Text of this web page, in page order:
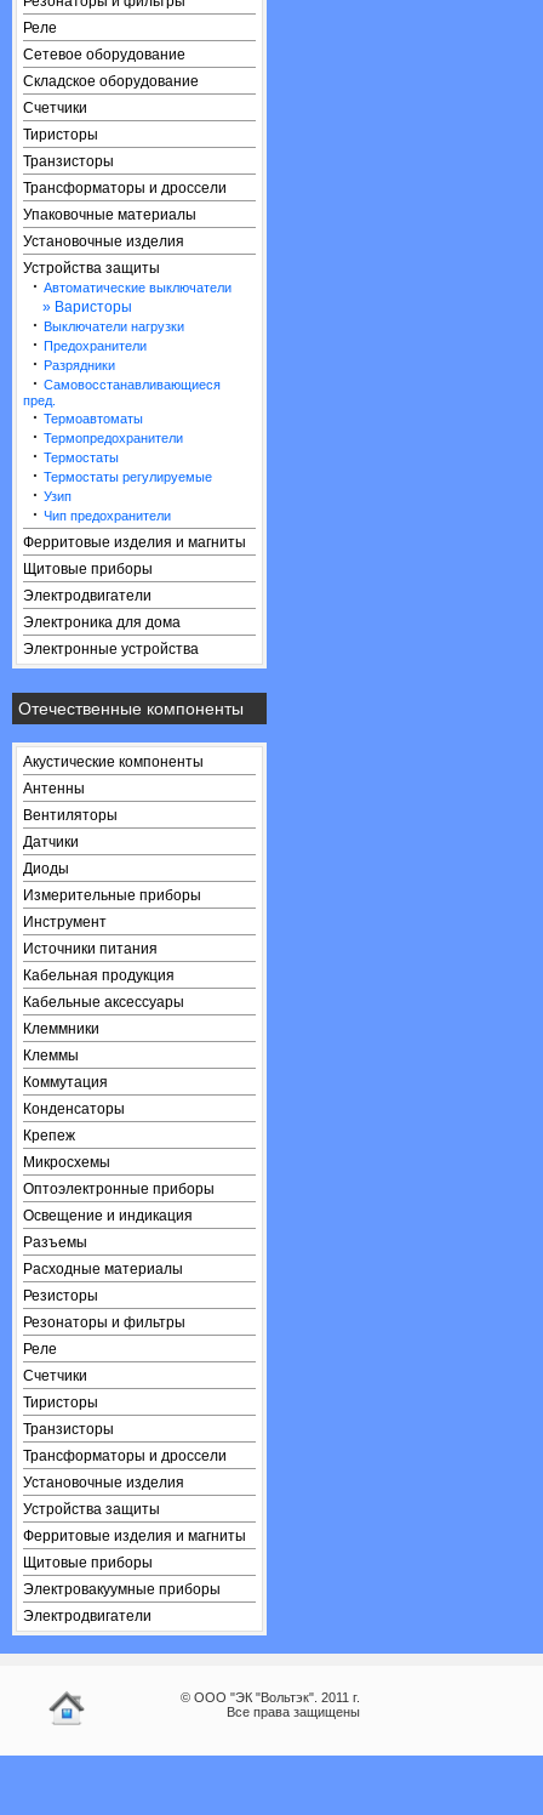
Реле
Сетевое оборудование
Складское оборудование
Счетчики
Тиристоры
Транзисторы
Трансформаторы и дроссели
Упаковочные материалы
Установочные изделия
Устройства защиты
· Автоматические выключатели
» Варисторы
· Выключатели нагрузки
· Предохранители
· Разрядники
· Самовосстанавливающиеся
пред.
· Термоавтоматы
· Термопредохранители
· Термостаты
· Термостаты регулируемые
· Узип
· Чип предохранители
Ферритовые изделия и магниты
Щитовые приборы
Электродвигатели
Электроника для дома
Электронные устройства
Отечественные компоненты
Акустические компоненты
Антенны
Вентиляторы
Датчики
Диоды
Измерительные приборы
Инструмент
Источники питания
Кабельная продукция
Кабельные аксессуары
Клеммники
Клеммы
Коммутация
Конденсаторы
Крепеж
Микросхемы
Оптоэлектронные приборы
Освещение и индикация
Разъемы
Расходные материалы
Резисторы
Резонаторы и фильтры
Реле
Счетчики
Тиристоры
Транзисторы
Трансформаторы и дроссели
Установочные изделия
Устройства защиты
Ферритовые изделия и магниты
Щитовые приборы
Электровакуумные приборы
Электродвигатели
© ООО "ЭК "Вольтэк". 2011 г.
Все права защищены